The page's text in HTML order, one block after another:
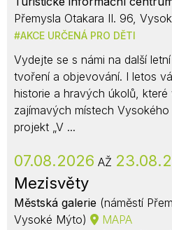
Přemysla Otakara II. 96,
AKCE URČENÁ PRO DĚTI
Vydejte se s námi na další
tvoření a objevování. I letos
historie a hravých úkolů,
zajímavých místech
projekt „V ...
07.08.2026 AŽ
Mezisvěty
Městská galerie (náměstí
Vysoké Mýto)
MAPA